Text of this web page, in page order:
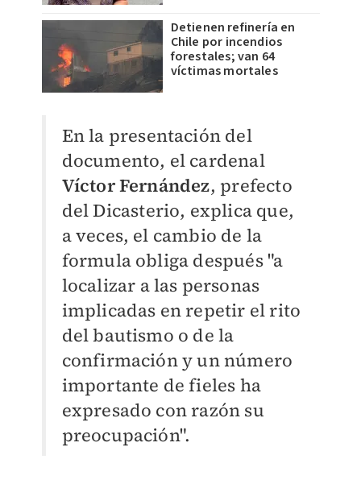
Detienen refinería en
Chile por incendios
forestales; van 64
víctimas mortales
En la presentación del
documento, el cardenal
Víctor Fernández, prefecto
del Dicasterio, explica que,
a veces, el cambio de la
formula obliga después "a
localizar a las personas
implicadas en repetir el rito
del bautismo o de la
confirmación y un número
importante de fieles ha
expresado con razón su
preocupación".